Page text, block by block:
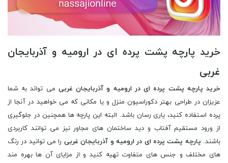
خرید پارچه پشت پرده ای در ارومیه و آذربایجان
غربی
خرید پارچه پشت پرده ای در ارومیه و آذربایجان غربی می تواند به شما
عزیزان در طراحی بهتر دکوراسیون منزل و یا مکانی که می خواهید در آنجا از
پرده استفاده کنید، یاری رسان باشد. البته این پارچه ها همچنین در جلوگیری
از ورود مستقیم آفتاب و دید ساختمان های مجاور نیز می توانند کاربردی
باشند. پارچه پشت پرده ای در ارومیه و آذربایجان غربی را می توانید در رنگ
های مختلف و جنس های متفاوت تهیه کنید و از مزایای آن ها بهره مند